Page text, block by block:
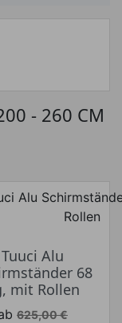
- 260 CM
Tuuci Alu
68
mit Rollen
625,00 €